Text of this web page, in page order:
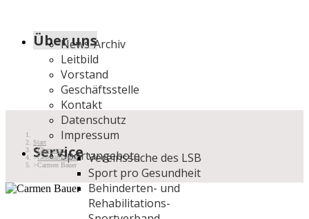
Über uns
News-Archiv
Leitbild
Vorstand
Geschäftsstelle
Kontakt
Datenschutz
Impressum
ServiceSportangebote
Vereinssuche des LSB
Sport pro Gesundheit
Behinderten- und
Rehabilitations-
Start
Über uns
Geschäftsstelle
Carmen Bauer